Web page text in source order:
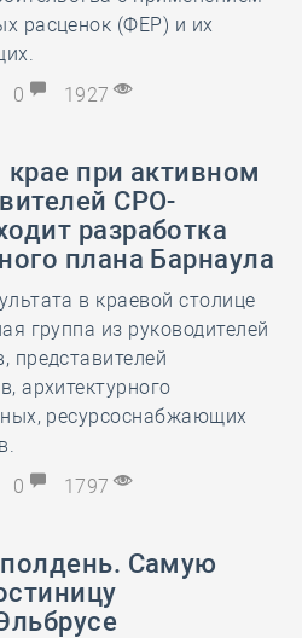
расценок (ФЕР) и их
0 1927
при активном
СРО-
разработка
плана Барнаула
в краевой столице
группа из руководителей
представителей
архитектурного
ресурсоснабжающих
0 1797
Самую